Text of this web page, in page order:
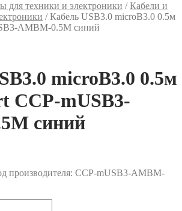
для техники и электроники /Кабели и
/Кабель USB3.0 microB3.0 0.5м
AMBM-0.5M синий
microB3.0 0.5м
CCP-mUSB3-
синий
производителя: CCP-mUSB3-AMBM-